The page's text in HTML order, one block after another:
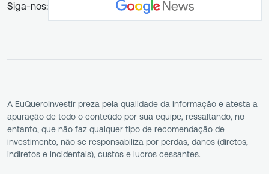
Siga-nos:
A EuQueroInvestir preza pela qualidade da informação e atesta a
apuração de todo o conteúdo por sua equipe, ressaltando, no
entanto, que não faz qualquer tipo de recomendação de
investimento, não se responsabiliza por perdas, danos (diretos,
indiretos e incidentais), custos e lucros cessantes.